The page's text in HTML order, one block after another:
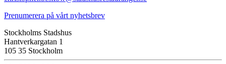
Prenumerera på vårt nyhetsbrev
Stockholms Stadshus
Hantverkargatan 1
105 35 Stockholm